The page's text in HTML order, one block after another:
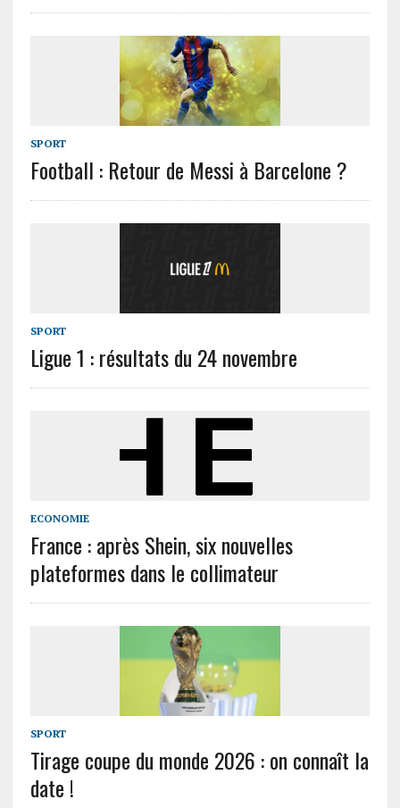
SPORT
Football : Retour de Messi à Barcelone ?
SPORT
Ligue 1 : résultats du 24 novembre
ECONOMIE
France : après Shein, six nouvelles
plateformes dans le collimateur
SPORT
Tirage coupe du monde 2026 : on connaît la
date !